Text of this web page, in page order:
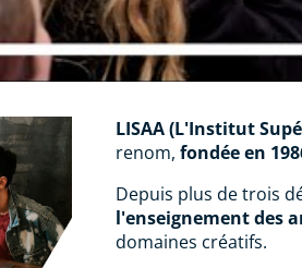
LISAA (L'Institut
renom,fondée en
Depuis plus de trois
l'enseignement des
domaines créatifs.